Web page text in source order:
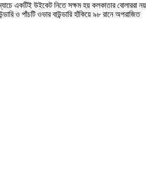
একটিই উইকেট নিতে সক্ষম হয় কলকাতার বোলাররা নয়
ও পাঁচটি ওভার বাউন্ডারি হাঁকিয়ে ৯৮ রানে অপরাজিত